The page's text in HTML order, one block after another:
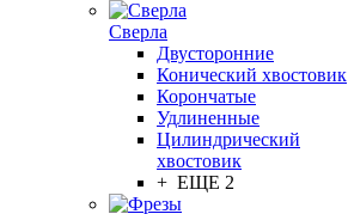
Сверла
Двусторонние
Конический хвостовик
Корончатые
Удлиненные
Цилиндрический
хвостовик
+ ЕЩЕ 2